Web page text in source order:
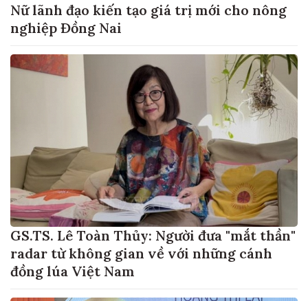
Nữ lãnh đạo kiến tạo giá trị mới cho nông
nghiệp Đồng Nai
GS.TS. Lê Toàn Thủy: Người đưa "mắt thần"
radar từ không gian về với những cánh
đồng lúa Việt Nam